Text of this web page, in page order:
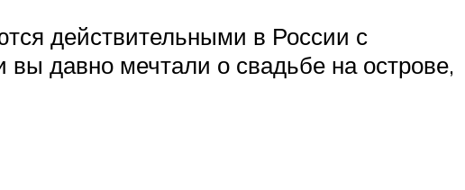
действительными в России с
давно мечтали о свадьбе на острове,